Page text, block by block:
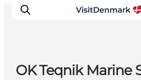
OK Teqnik Marine